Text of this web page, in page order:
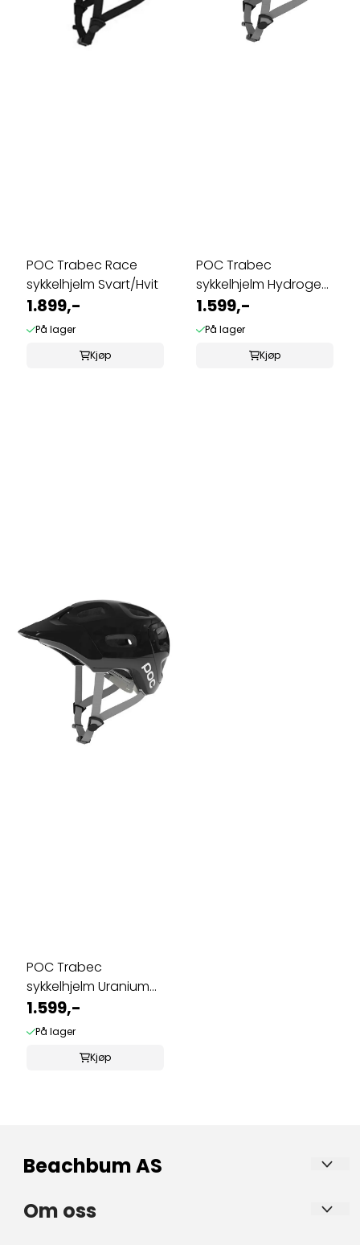
POC Trabec Race
sykkelhjelm Svart/Hvit
1.899,-
På lager
Kjøp
POC Trabec
sykkelhjelm Hydrogen
Hvit
1.599,-
På lager
Kjøp
POC Trabec
sykkelhjelm Uranium
Svart
1.599,-
På lager
Kjøp
Beachbum AS
– med bærekraft i fokus.
Om oss